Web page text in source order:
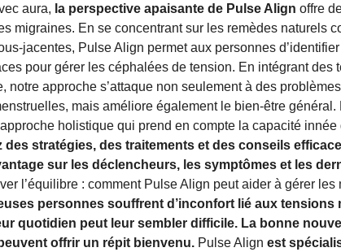
aura, la perspective apaisante de Pulse Align offre
migraines. En se concentrant sur les remèdes naturels
jacentes, Pulse Align permet aux personnes
pour gérer les céphalées de tension. En intégrant
notre approche s’attaque non seulement à des
mais améliore également le bien-être
holistique qui prend en compte la capacité innée
des stratégies, des traitements et des conseils
sur les déclencheurs, les symptômes et les
l’équilibre : comment Pulse Align peut aider à gérer
personnes souffrent d’inconfort lié aux tensions
quotidien peut leur sembler difficile. La bonne
offrir un répit bienvenu. Pulse Align est